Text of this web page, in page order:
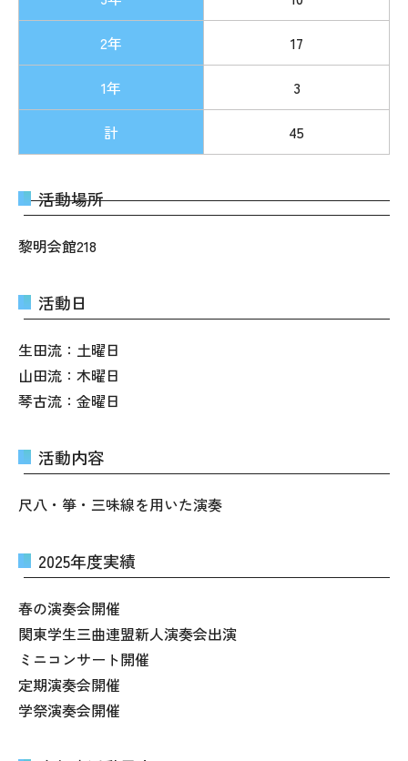
2年 17
1年 3
計 45
活動場所
黎明会館218
活動日
生田流：土曜日
山田流：木曜日
琴古流：金曜日
活動内容
尺八・箏・三味線を用いた演奏
2025年度実績
春の演奏会開催
関東学生三曲連盟新人演奏会出演
ミニコンサート開催
定期演奏会開催
学祭演奏会開催